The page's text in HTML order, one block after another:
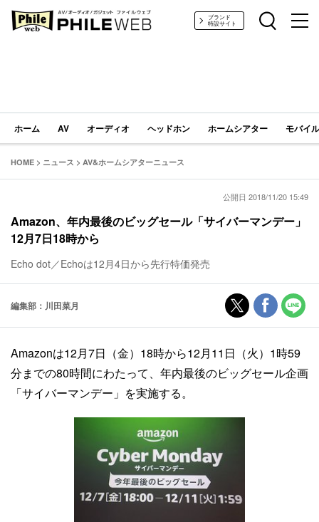
PHILE WEB｜AV/オーディオ/ガジェットブランド
特設サイト
ホーム AV オーディオ ヘッドホン ホームシアター モバイ
HOME > ニュース > AV&ホームシアターニュース
公開日 2018/11/20 15:49
Amazon、年内最後のビッグセール「サイバーマンデー」
12月7日18時から
Echo dot／Echoは12月4日から先行特価発売
編集部：川田菜月
Amazonは12月7日（金）18時から12月11日（火）1時59
分までの80時間にわたって、年内最後のビッグセール企画
「サイバーマンデー」を実施する。